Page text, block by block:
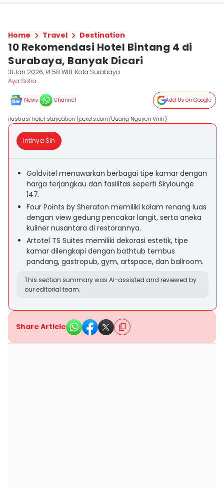
Home Travel Destination
10 Rekomendasi Hotel Bintang 4 di
Surabaya, Banyak Dicari
31 Jan 2026, 14:58 WIB Kota Surabaya
Aya Sofia
News Channel Add Us on Google
ilustrasi hotel staycation (pexels.com/Quang Nguyen Vinh)
Intinya Sih
Goldvitel menawarkan berbagai tipe kamar dengan
harga terjangkau dan fasilitas seperti Skylounge
147.
Four Points by Sheraton memiliki kolam renang luas
dengan view gedung pencakar langit, serta aneka
kuliner nusantara di restorannya.
Artotel TS Suites memiliki dekorasi estetik, tipe
kamar dilengkapi dengan bathtub tembus
pandang, gastropub, gym, artspace, dan ballroom.
This section summary was AI-assisted and reviewed by
our editorial team.
Share Article